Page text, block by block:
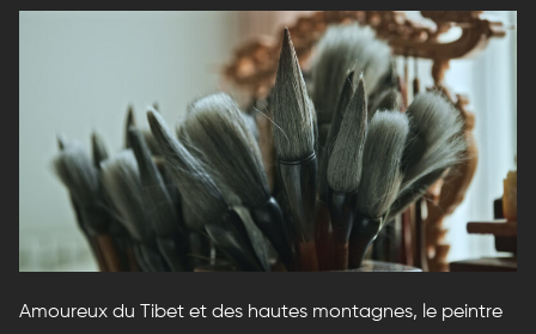
Amoureux du Tibet et des hautes montagnes, le peintre